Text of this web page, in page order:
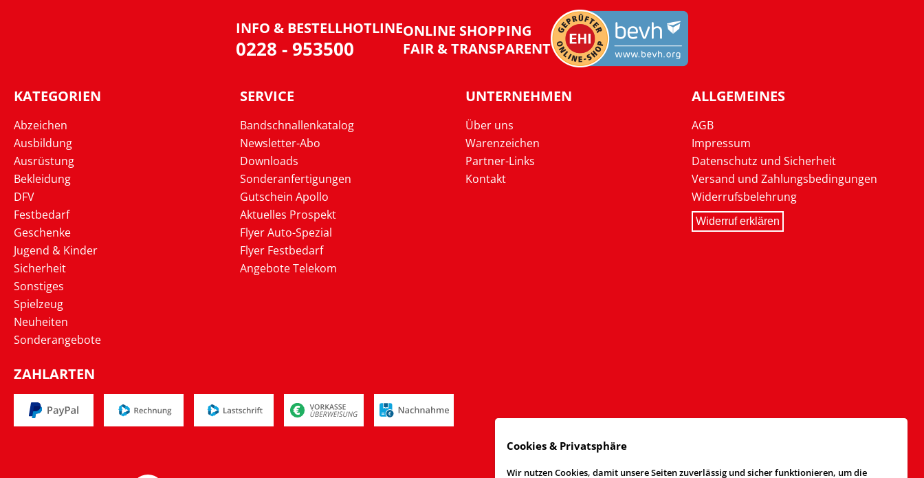
INFO & BESTELLHOTLINE
0228 - 953500
ONLINE SHOPPING
FAIR & TRANSPARENT
KATEGORIEN
Abzeichen
Ausbildung
Ausrüstung
Bekleidung
DFV
Festbedarf
Geschenke
Jugend & Kinder
Sicherheit
Sonstiges
Spielzeug
Neuheiten
Sonderangebote
SERVICE
Bandschnallenkatalog
Newsletter-Abo
Downloads
Sonderanfertigungen
Gutschein Apollo
Aktuelles Prospekt
Flyer Auto-Spezial
Flyer Festbedarf
Angebote Telekom
UNTERNEHMEN
Über uns
Warenzeichen
Partner-Links
Kontakt
ALLGEMEINES
AGB
Impressum
Datenschutz und Sicherheit
Versand und Zahlungsbedingungen
Widerrufsbelehrung
Widerruf erklären
ZAHLARTEN
Cookies & Privatsphäre
Wir nutzen Cookies, damit unsere Seiten zuverlässig und sicher funktionieren, um die